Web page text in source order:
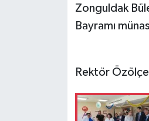
Zonguldak
Bayramı
Rektör